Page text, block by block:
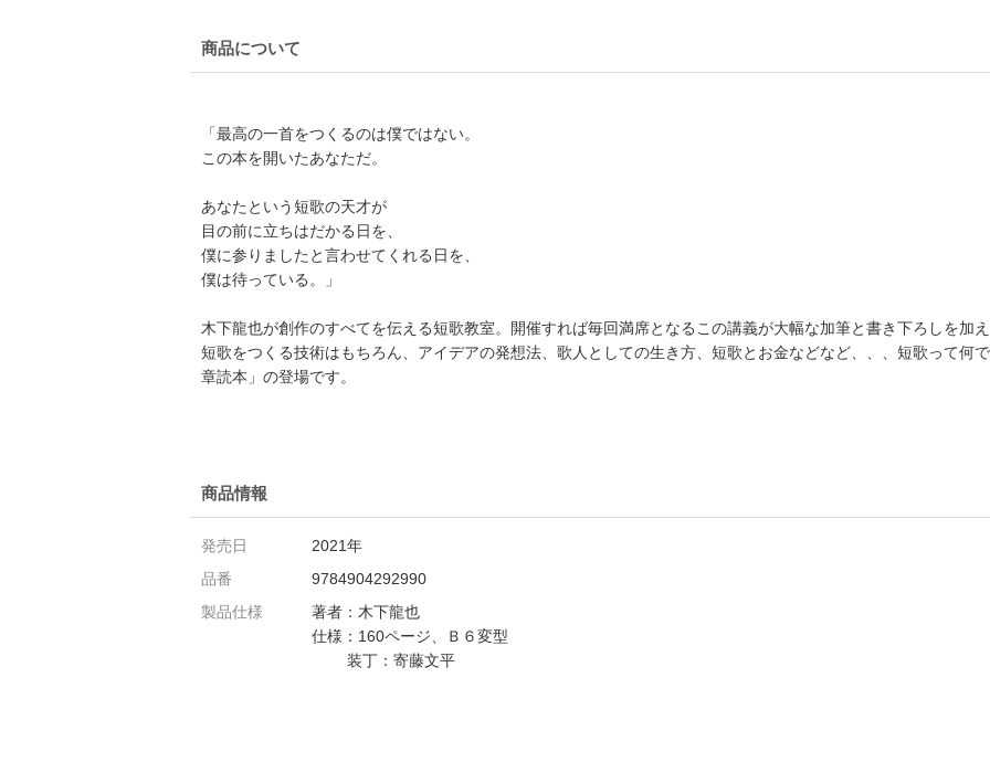
商品について
「最高の一首をつくるのは僕ではない。
この本を開いたあなただ。
あなたという短歌の天才が
目の前に立ちはだかる日を、
僕に参りましたと言わせてくれる日を、
僕は待っている。」
木下龍也が創作のすべてを伝える短歌教室。開催すれば毎回満席となるこの講義が大幅な加筆と書き下ろしを加
短歌をつくる技術はもちろん、アイデアの発想法、歌人としての生き方、短歌とお金などなど、、、短歌って
章読本」の登場です。
商品情報
発売日
2021年
品番
9784904292990
製品仕様
著者：木下龍也
仕様：160ページ、Ｂ６変型
装丁：寄藤文平